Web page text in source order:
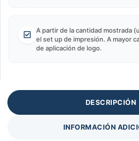
A partir de la cantidad mostrada
el set up de impresión. A mayor
de aplicación de logo.
DESCRIPCIÓN
INFORMACIÓN